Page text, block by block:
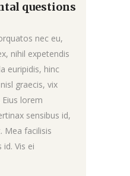
questions
nec eu,
nihil expetendis
euripidis, hinc
graecis, vix
lorem
sensibus id,
Mea facilisis
Vis ei